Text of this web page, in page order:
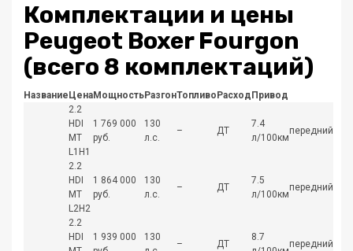
Комплектации и цены
Peugeot Boxer Fourgon
(всего 8 комплектаций)
Название ЦенаМощностьРазгонТопливо Расход Привод
2.2
HDI
MT
L1H1
1 769 000
руб.
130
л.с.
– ДТ
7.4
л/100км
передний
2.2
HDI
MT
L2H2
1 864 000
руб.
130
л.с.
– ДТ
7.5
л/100км
передний
2.2
HDI
1 939 000
130
– ДТ
8.7
передний